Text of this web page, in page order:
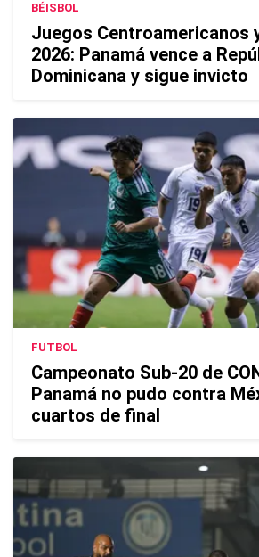
BÉISBOL
Juegos Centroamericanos
2026: Panamá vence a
Dominicana y sigue invicto
FUTBOL
Campeonato Sub-20 de
Panamá no pudo contra
cuartos de final